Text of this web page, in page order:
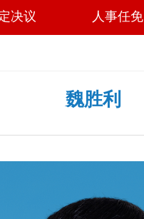
决议 人事任免
魏胜利